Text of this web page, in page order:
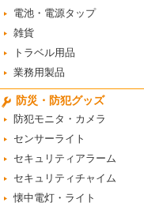
電池・電源タップ
雑貨
トラベル用品
業務用製品
防災・防犯グッズ
防犯モニタ・カメラ
センサーライト
セキュリティアラーム
セキュリティチャイム
懐中電灯・ライト